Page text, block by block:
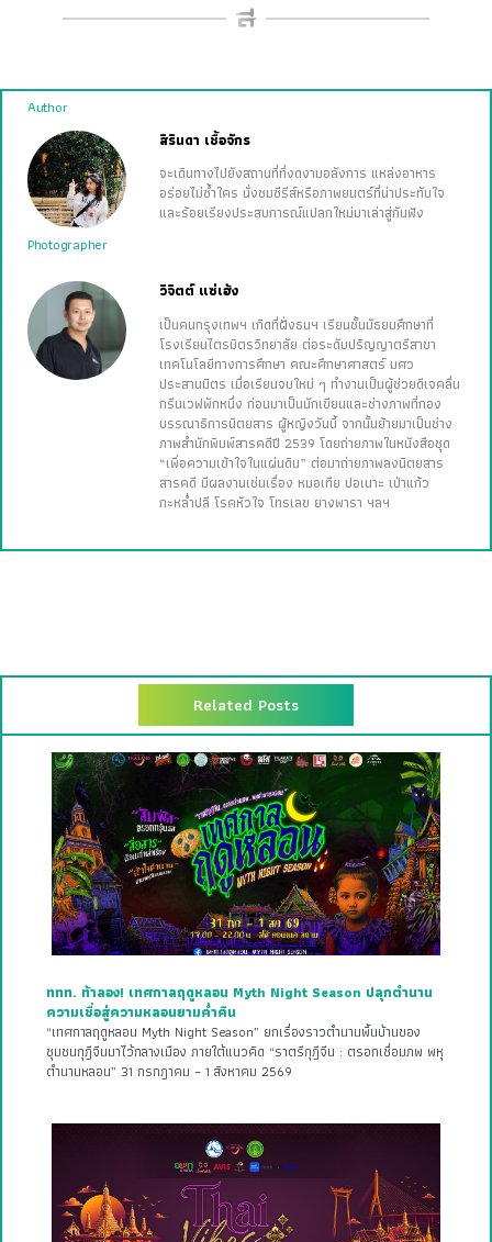
Author
สิรินดา เชื้อจักร
จะเดินทางไปยังสถานที่ที่งดงามอลังการ แหล่งอาหาร
อร่อยไม่ซ้ำใคร นั่งชมซีรีส์หรือภาพยนตร์ที่น่าประทับใจ
และร้อยเรียงประสบการณ์แปลกใหม่มาเล่าสู่กันฟัง
Photographer
วิจิตต์ แซ่เฮ้ง
เป็นคนกรุงเทพฯ เกิดที่ฝั่งธนฯ เรียนชั้นมัธยมศึกษาที่
โรงเรียนไตรมิตรวิทยาลัย ต่อระดับปริญญาตรีสาขา
เทคโนโลยีทางการศึกษา คณะศึกษาศาสตร์ มศว
ประสานมิตร เมื่อเรียนจบใหม่ ๆ ทำงานเป็นผู้ช่วยดีเจคลื่น
กรีนเวฟพักหนึ่ง ก่อนมาเป็นนักเขียนและช่างภาพที่กอง
บรรณาธิการนิตยสาร ผู้หญิงวันนี้ จากนั้นย้ายมาเป็นช่าง
ภาพสำนักพิมพ์สารคดีปี 2539 โดยถ่ายภาพในหนังสือชุด
“เพื่อความเข้าใจในแผ่นดิน” ต่อมาถ่ายภาพลงนิตยสาร
สารคดี มีผลงานเช่นเรื่อง หมอเทีย ปอเนาะ เป่าแก้ว
กะหล่ำปลี โรคหัวใจ โทรเลข ยางพารา ฯลฯ
Related Posts
ททท. ท้าลอง! เทศกาลฤดูหลอน Myth Night Season ปลุกตำนาน
ความเชื่อสู่ความหลอนยามค่ำคืน
“เทศกาลฤดูหลอน Myth Night Season” ยกเรื่องราวตำนานพื้นบ้านของ
ชุมชนกุฎีจีนมาไว้กลางเมือง ภายใต้แนวคิด “ราตรีกุฎีจีน : ตรอกเชื่อมภพ พหุ
ตำนานหลอน” 31 กรกฎาคม – 1 สิงหาคม 2569